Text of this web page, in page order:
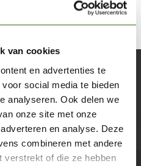
van cookies
en advertenties te
social media te bieden
analyseren. Ook delen we
onze site met onze
en analyse. Deze
combineren met andere
verstrekt of die ze hebben
nieuwsbrief
onze laatste acties